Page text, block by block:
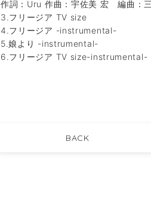
作詞：Uru 作曲：宇佐美 宏 編曲：
3.フリージア TV size
4.フリージア -instrumental-
5.娘より -instrumental-
6.フリージア TV size-instrumental-